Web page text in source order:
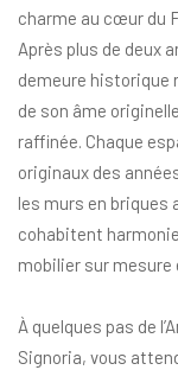
charme au cœur du
Après plus de deux
demeure historique
de son âme
raffinée. Chaque
originaux des
les murs en briques
cohabitent
mobilier sur
À quelques pas de
Signoria, vous